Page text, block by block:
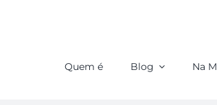
Quem é Blog Na